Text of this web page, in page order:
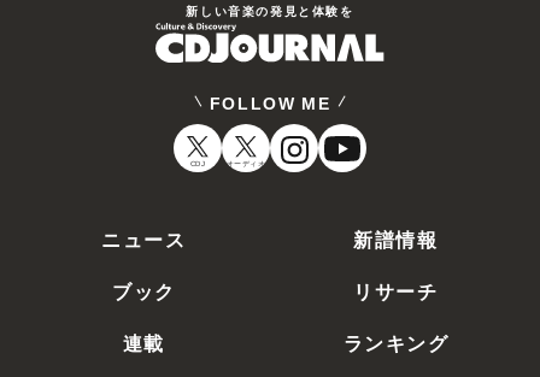
新しい⾳楽の発⾒と体験を
FOLLOW ME
CDJ オーディオ
ニュース
新譜情報
ブック
リサーチ
連載
ランキング